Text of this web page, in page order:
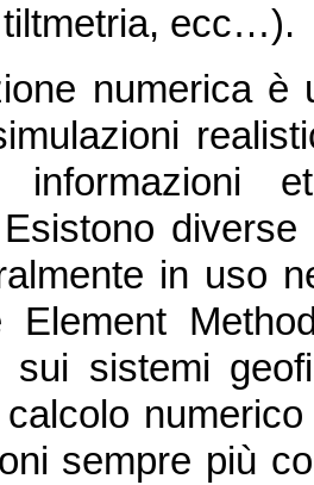
ecc…).
numerica
informazioni
in uso
Element
sui sistemi
sempre più